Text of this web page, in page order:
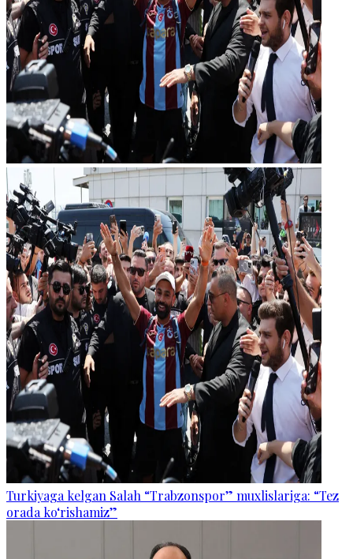
Turkiyaga kelgan Salah “Trabzonspor” muxlislariga: “Tez
orada ko‘rishamiz”